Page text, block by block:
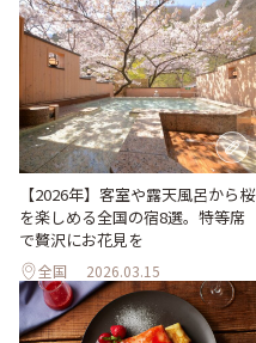
【2026年】客室や露天風呂から桜
を楽しめる全国の宿8選。特等席
で贅沢にお花見を
全国 2026.03.15